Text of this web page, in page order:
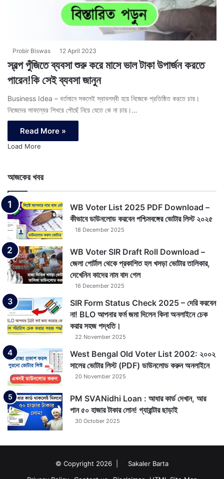
Probir Biswas 12 April 2023
স্বল্প পুঁজিতে ব্যবসা শুরু করে মাসে ভাল টাকা উপার্জন করতে
পারেন!কি সেই ব্যবসা জানুন
Business Idea – বর্তমানে সকলেই স্বাবলম্বী হয়ে নিজেকে প্রতিষ্ঠিত করতে চায়।
নিজেদের সাফল্যের শিখরে পৌছেঁ নিয়ে যেতে কে না চায়।…
Read More »
Load More
আজকের খবর
WB Voter List 2025 PDF Download –
কীভাবে ডাউনলোড করবেন পশ্চিমবঙ্গের ভোটার লিস্ট ২০২৫
18 December 2025
WB Voter SIR Draft Roll Download –
জেলা পোর্টাল থেকে প্রকাশিত হল খসড়া ভোটার তালিকার,
দেখেনিন কাদের নাম বাদ গেল
16 December 2025
SIR Form Status Check 2025 – দেরি করবেন
না! BLO আপনার ফর্ম জমা দিলেন কিনা অনলাইনে চেক
করার সহজ পদ্ধতি।
22 November 2025
West Bengal Old Voter List 2002: ২০০২
সালের ভোটার লিস্ট (PDF) ডাউনলোড করুন অনলাইনে
20 November 2025
PM SVANidhi Loan : আধার কার্ড দেখান, আর
পান ৫০ হাজার টাকার লোন! গ্যারান্টার ছাড়াই
30 October 2025
© Copyright 2026 |
Sakaler Barta